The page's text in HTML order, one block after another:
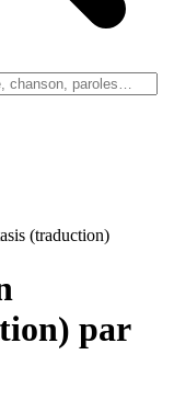
(traduction)
par